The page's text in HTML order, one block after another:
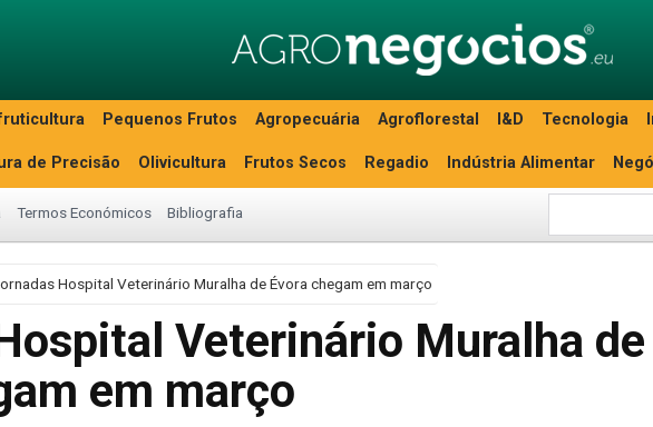
Pequenos Frutos Agropecuária Agroflorestal I&D Tecnologia
de Precisão Olivicultura Frutos Secos Regadio Indústria Alimentar
Termos Económicos Bibliografia
Hospital Veterinário Muralha de Évora chegam em março
Veterinário Muralha de
em março